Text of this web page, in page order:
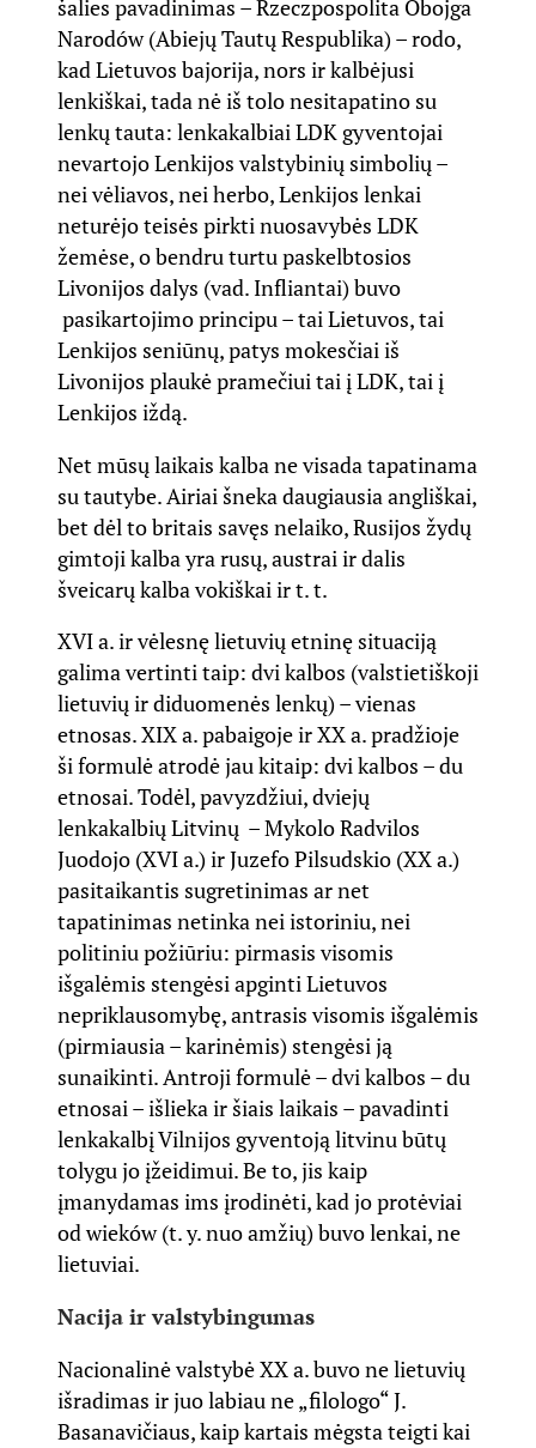
šalies pavadinimas – Rzeczpospolita Obojga
Narodów (Abiejų Tautų Respublika) – rodo,
kad Lietuvos bajorija, nors ir kalbėjusi
lenkiškai, tada nė iš tolo nesitapatino su
lenkų tauta: lenkakalbiai LDK gyventojai
nevartojo Lenkijos valstybinių simbolių –
nei vėliavos, nei herbo, Lenkijos lenkai
neturėjo teisės pirkti nuosavybės LDK
žemėse, o bendru turtu paskelbtosios
Livonijos dalys (vad. Infliantai) buvo
pasikartojimo principu – tai Lietuvos, tai
Lenkijos seniūnų, patys mokesčiai iš
Livonijos plaukė pramečiui tai į LDK, tai į
Lenkijos iždą.
Net mūsų laikais kalba ne visada tapatinama
su tautybe. Airiai šneka daugiausia angliškai,
bet dėl to britais savęs nelaiko, Rusijos žydų
gimtoji kalba yra rusų, austrai ir dalis
šveicarų kalba vokiškai ir t. t.
XVI a. ir vėlesnę lietuvių etninę situaciją
galima vertinti taip: dvi kalbos (valstietiškoji
lietuvių ir diduomenės lenkų) – vienas
etnosas. XIX a. pabaigoje ir XX a. pradžioje
ši formulė atrodė jau kitaip: dvi kalbos – du
etnosai. Todėl, pavyzdžiui, dviejų
lenkakalbių Litvinų – Mykolo Radvilos
Juodojo (XVI a.) ir Juzefo Pilsudskio (XX a.)
pasitaikantis sugretinimas ar net
tapatinimas netinka nei istoriniu, nei
politiniu požiūriu: pirmasis visomis
išgalėmis stengėsi apginti Lietuvos
nepriklausomybę, antrasis visomis išgalėmis
(pirmiausia – karinėmis) stengėsi ją
sunaikinti. Antroji formulė – dvi kalbos – du
etnosai – išlieka ir šiais laikais – pavadinti
lenkakalbį Vilnijos gyventoją litvinu būtų
tolygu jo įžeidimui. Be to, jis kaip
įmanydamas ims įrodinėti, kad jo protėviai
od wieków (t. y. nuo amžių) buvo lenkai, ne
lietuviai.
Nacija ir valstybingumas
Nacionalinė valstybė XX a. buvo ne lietuvių
išradimas ir juo labiau ne „filologo“ J.
Basanavičiaus, kaip kartais mėgsta teigti kai